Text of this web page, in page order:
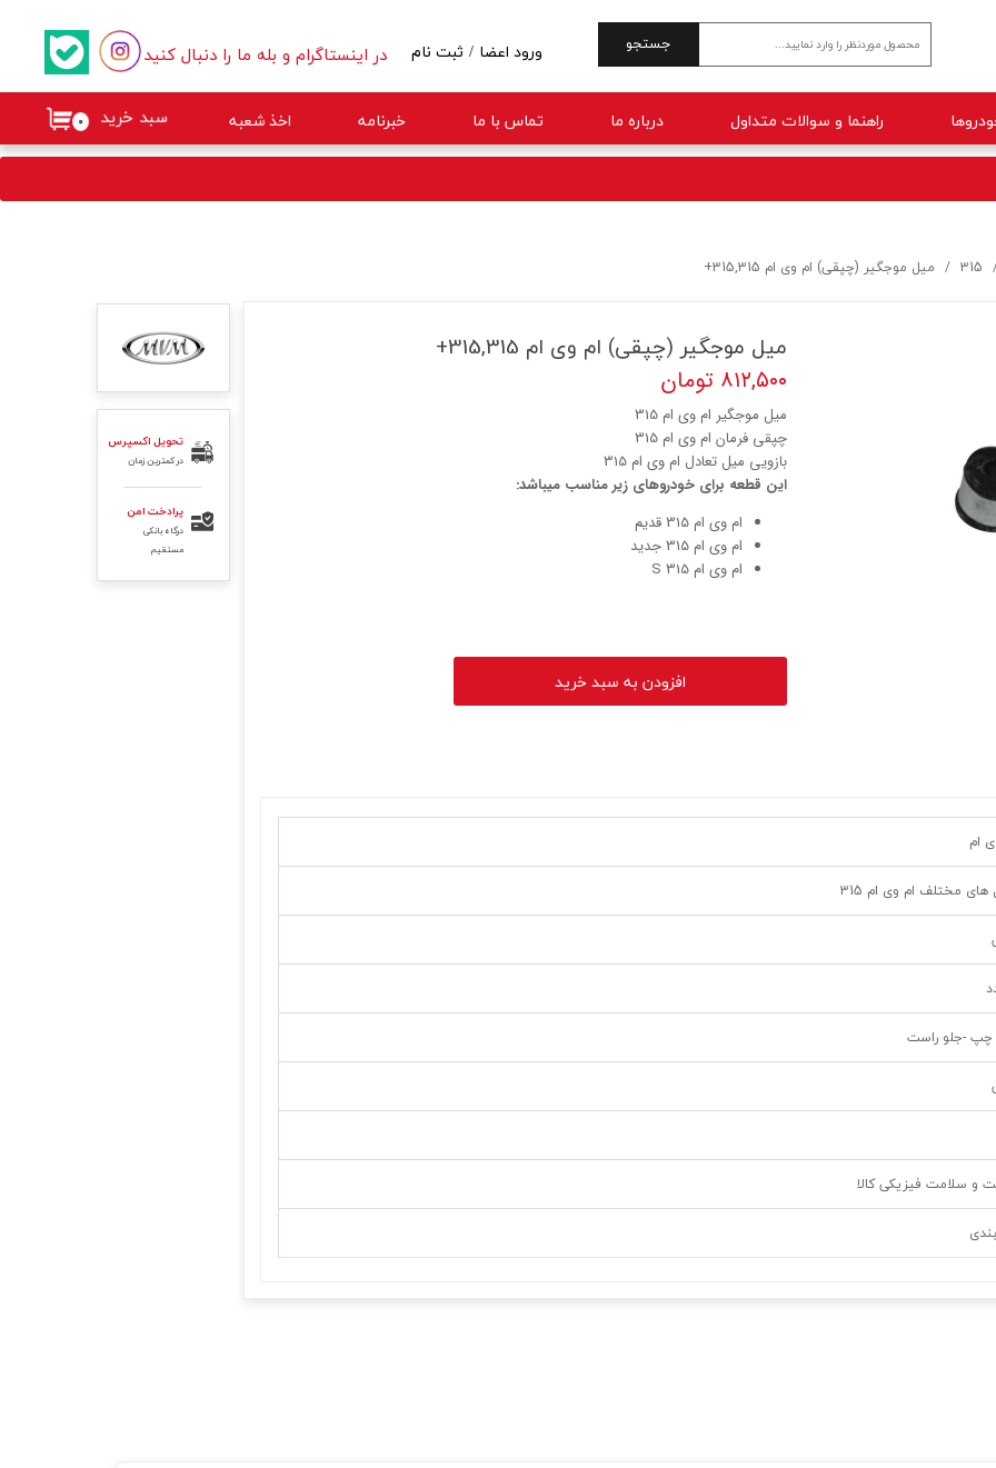
جستجو
راهنما و سوالات متداول درباره ما تماس با ما خبرنامه اخذ شعبه ۰ سبد خرید
در اینستاگرام و بله ما را دنبال کنید ورود اعضا / ثبت نام
تغییر گذر واژه
315 میل موجگیر (چپقی) ام وی ام 315,315+
میل موجگیر (چپقی) ام وی ام 315,315+
۸۱۲,۵۰۰ تومان
میل موجگیر ام وی ام 315
چپقی فرمان ام وی ام 315
بازویی میل تعادل ام وی ام 315
این قطعه برای خودروهای زیر مناسب میباشد:
ام وی ام 315 قدیم
ام وی ام 315 جدید
ام وی ام 315 S
افزودن به سبد خرید
ام
مختلف ام وی ام 315
چپ -جلو راست
و سلامت فیزیکی کالا
تحویل اکسپرس
در کمترین زمان
پرادخت امن
درگاه بانکی
مستقیم